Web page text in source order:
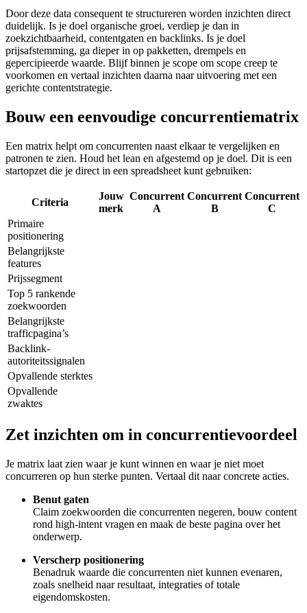
Door deze data consequent te structureren worden inzichten direct
duidelijk. Is je doel organische groei, verdiep je dan in
zoekzichtbaarheid, contentgaten en backlinks. Is je doel
prijsafstemming, ga dieper in op pakketten, drempels en
gepercipieerde waarde. Blijf binnen je scope om scope creep te
voorkomen en vertaal inzichten daarna naar uitvoering met een
gerichte contentstrategie.
Bouw een eenvoudige concurrentiematrix
Een matrix helpt om concurrenten naast elkaar te vergelijken en
patronen te zien. Houd het lean en afgestemd op je doel. Dit is een
startopzet die je direct in een spreadsheet kunt gebruiken:
Criteria
Jouw
merk
Concurrent
A
Concurrent
B
Concurrent
C
Primaire
positionering
Belangrijkste
features
Prijssegment
Top 5 rankende
zoekwoorden
Belangrijkste
trafficpagina’s
Backlink-
autoriteitssignalen
Opvallende sterktes
Opvallende
zwaktes
Zet inzichten om in concurrentievoordeel
Je matrix laat zien waar je kunt winnen en waar je niet moet
concurreren op hun sterke punten. Vertaal dit naar concrete acties.
Benut gaten
Claim zoekwoorden die concurrenten negeren, bouw content
rond high-intent vragen en maak de beste pagina over het
onderwerp.
Verscherp positionering
Benadruk waarde die concurrenten niet kunnen evenaren,
zoals snelheid naar resultaat, integraties of totale
eigendomskosten.